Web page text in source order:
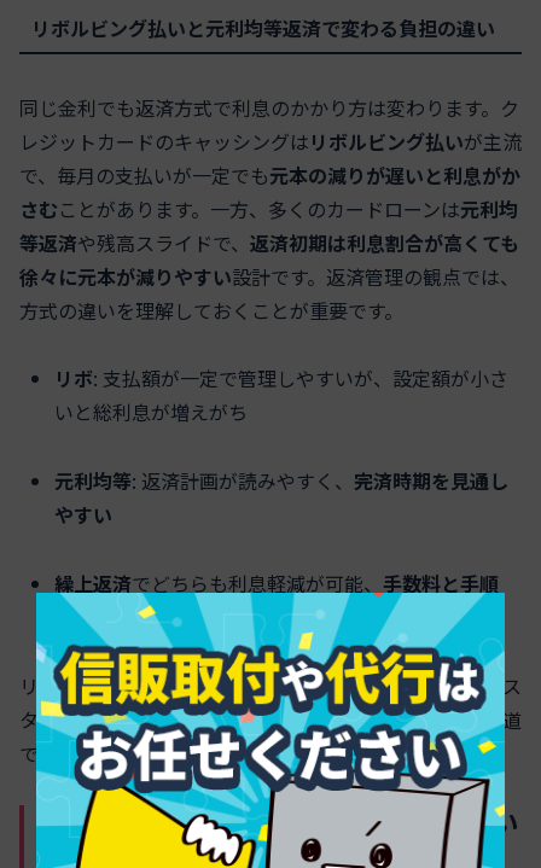
リボルビング払いと元利均等返済で変わる負担の違い
同じ金利でも返済方式で利息のかかり方は変わります。ク
レジットカードのキャッシングはリボルビング払いが主流
で、毎月の支払いが一定でも元本の減りが遅いと利息がか
さむことがあります。一方、多くのカードローンは元利均
等返済や残高スライドで、 返済初期は利息割合が高くても
徐々に元本が減りやすい設計です。返済管理の観点では、
方式の違いを理解しておくことが重要です。
リボ: 支払額が一定で管理しやすいが、設定額が小さ
いと総利息が増えがち
元利均等: 返済計画が読みやすく、 完済時期を見通し
やすい
繰上返済でどちらも利息軽減が可能、手数料と手順
を事前確認
リボの柔軟さか、完済時期の明確さか。自分の収支管理ス
タイルに合う方式を選ぶことが、ムダな利息を抑える近道
です。
利用可能枠と総量規制の知っておきたい
ポイント